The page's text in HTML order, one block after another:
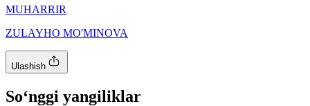
MUHARRIR
ZULAYHO MO'MINOVA
Ulashish
So‘nggi yangiliklar